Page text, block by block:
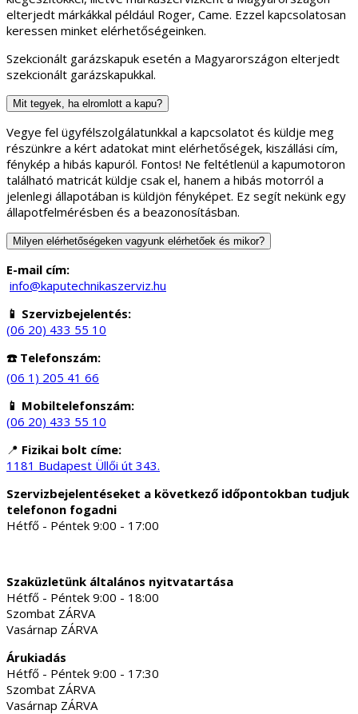
elterjedt márkákkal például Roger, Came. Ezzel kapcsolatosan
keressen minket elérhetőségeinken.
Szekcionált garázskapuk esetén a Magyarországon elterjedt
szekcionált garázskapukkal.
Mit tegyek, ha elromlott a kapu?
Vegye fel ügyfélszolgálatunkkal a kapcsolatot és küldje meg
részünkre a kért adatokat mint elérhetőségek, kiszállási cím,
fénykép a hibás kapuról. Fontos! Ne feltétlenül a kapumotoron
található matricát küldje csak el, hanem a hibás motorról a
jelenlegi állapotában is küldjön fényképet. Ez segít nekünk egy
állapotfelmérésben és a beazonosításban.
Milyen elérhetőségeken vagyunk elérhetőek és mikor?
E-mail cím:
info@kaputechnikaszerviz.hu
📱 Szervizbejelentés:
(06 20) 433 55 10
☎️ Telefonszám:
(06 1) 205 41 66
📱 Mobiltelefonszám:
(06 20) 433 55 10
📍 Fizikai bolt címe:
1181 Budapest Üllői út 343.
Szervizbejelentéseket a következő időpontokban tudjuk
telefonon fogadni
Hétfő - Péntek 9:00 - 17:00
Szaküzletünk általános nyitvatartása
Hétfő - Péntek 9:00 - 18:00
Szombat ZÁRVA
Vasárnap ZÁRVA
Árukiadás
Hétfő - Péntek 9:00 - 17:30
Szombat ZÁRVA
Vasárnap ZÁRVA